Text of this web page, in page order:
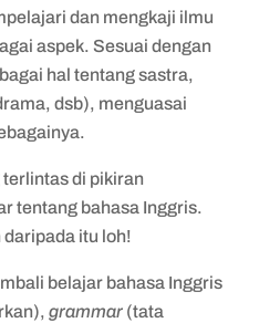
dan mengkaji ilmu
aspek. Sesuai dengan
hal tentang sastra,
dsb), menguasai
di pikiran
tentang bahasa Inggris.
itu loh!
belajar bahasa Inggris
grammar (tata